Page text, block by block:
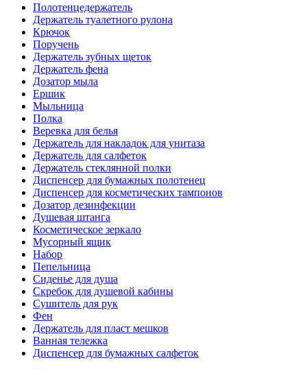
Полотенцедержатель
Держатель туалетного рулона
Крючок
Поручень
Держатель зубных щеток
Держатель фена
Дозатор мыла
Eршик
Мыльница
Полка
Веревка для белья
Держатель для накладок для унитаза
Держатель для салфеток
Держатель стеклянной полки
Диспенсер для бумажных полотенец
Диспенсер для косметических тампонов
Дозатор дезинфекции
Душевая штанга
Косметическое зеркало
Мусорный ящик
Набор
Пепельница
Сиденье для душа
Скребок для душевой кабины
Сушитель для рук
Фен
Держатель для пласт мешков
Ванная тележка
Диспенсер для бумажных салфеток